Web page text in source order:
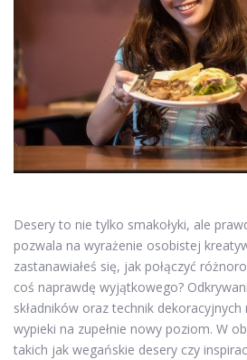
Desery to nie tylko smakołyki, ale
pozwala na wyrażenie osobistej
zastanawiałeś się, jak połączyć
coś naprawdę wyjątkowego?
składników oraz technik
wypieki na zupełnie nowy poziom. W
takich jak wegańskie desery czy